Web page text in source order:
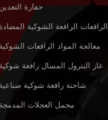
حفارة التعدين
الرافعات الرافعة الشوكية المضادة
معالجة المواد الرافعات الشوكية
غاز البترول المسال رافعة شوكية
شاحنة رافعة شوكية صناعية
محمل العجلات المدمجة